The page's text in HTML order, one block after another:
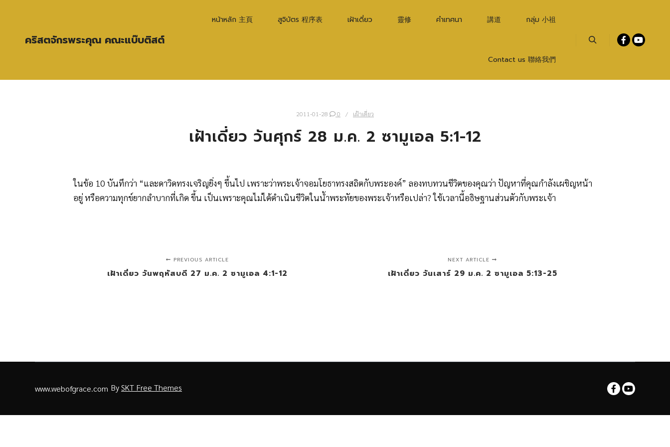
คริสตจักรพระคุณ คณะแบ๊บติสต์
หน้าหลัก 主頁 สูจิบัตร 程序表 เฝ้าเดี่ยว 靈修 คำเทศนา 講道 กลุ่ม 小祖
Contact us 聯絡我們
2011-01-28 0 เฝ้าเดี่ยว
เฝ้าเดี่ยว วันศุกร์ 28 ม.ค. 2 ซามูเอล 5:1-12
ในข้อ 10 บันทึกว่า “และดาวิดทรงเจริญยิ่งๆ ขึ้นไป เพราะว่าพระเจ้าจอมโยธาทรงสถิตกับพระองค์” ลองทบทวนชีวิตของคุณว่า ปัญหาที่คุณกำลังเผชิญหน้า
อยู่ หรือความทุกข์ยากลำบากที่เกิด ขึ้น เป็นเพราะคุณไม่ได้ดำเนินชีวิตในน้ำพระทัยของพระเจ้าหรือเปล่า? ใช้เวลานี้อธิษฐานส่วนตัวกับพระเจ้า
PREVIOUS ARTICLE
เฝ้าเดี่ยว วันพฤหัสบดี 27 ม.ค. 2 ซามูเอล 4:1-12
NEXT ARTICLE
เฝ้าเดี่ยว วันเสาร์ 29 ม.ค. 2 ซามูเอล 5:13-25
www.webofgrace.com BySKT Free Themes